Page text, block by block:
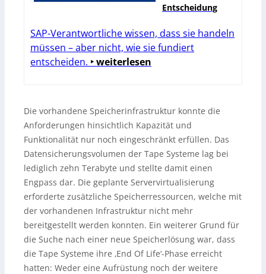
Entscheidung
SAP-Verantwortliche wissen, dass sie handeln
müssen – aber nicht, wie sie fundiert
entscheiden. ‣ weiterlesen
Die vorhandene Speicherinfrastruktur konnte die
Anforderungen hinsichtlich Kapazität und
Funktionalität nur noch eingeschränkt erfüllen. Das
Datensicherungsvolumen der Tape Systeme lag bei
lediglich zehn Terabyte und stellte damit einen
Engpass dar. Die geplante Servervirtualisierung
erforderte zusätzliche Speicherressourcen, welche mit
der vorhandenen Infrastruktur nicht mehr
bereitgestellt werden konnten. Ein weiterer Grund für
die Suche nach einer neue Speicherlösung war, dass
die Tape Systeme ihre ‚End Of Life‘-Phase erreicht
hatten: Weder eine Aufrüstung noch der weitere